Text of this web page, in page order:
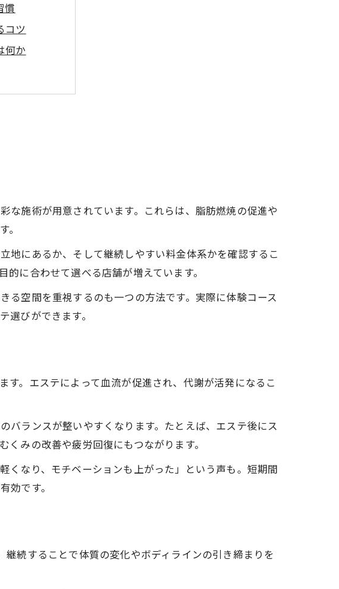
慣
コツ
何か
由
工夫
方法
の違い
則
力徹底解説
変化とは
コツ
ポイント
エステ効果
要な理由
ローチ例
習慣づくり
秘訣
ュ効果
法
な施術が用意されています。これらは、脂肪燃焼の促進や
地にあるか、そして継続しやすい料金体系かを確認するこ
に合わせて選べる店舗が増えています。
る空間を重視するのも一つの方法です。実際に体験コース
びができます。
。エステによって血流が促進され、代謝が活発になるこ
バランスが整いやすくなります。たとえば、エステ後にス
みの改善や疲労回復にもつながります。
くなり、モチベーションも上がった」という声も。短期間
効です。
続することで体質の変化やボディラインの引き締まりを